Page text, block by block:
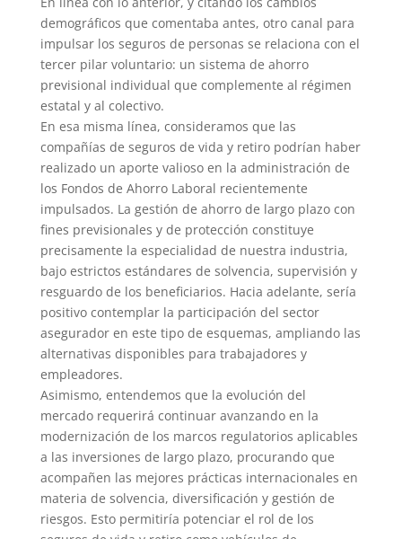
demográficos que comentaba antes, otro canal para
impulsar los seguros de personas se relaciona con el
tercer pilar voluntario: un sistema de ahorro
previsional individual que complemente al régimen
estatal y al colectivo.
En esa misma línea, consideramos que las
compañías de seguros de vida y retiro podrían haber
realizado un aporte valioso en la administración de
los Fondos de Ahorro Laboral recientemente
impulsados. La gestión de ahorro de largo plazo con
fines previsionales y de protección constituye
precisamente la especialidad de nuestra industria,
bajo estrictos estándares de solvencia, supervisión y
resguardo de los beneficiarios. Hacia adelante, sería
positivo contemplar la participación del sector
asegurador en este tipo de esquemas, ampliando las
alternativas disponibles para trabajadores y
empleadores.
Asimismo, entendemos que la evolución del
mercado requerirá continuar avanzando en la
modernización de los marcos regulatorios aplicables
a las inversiones de largo plazo, procurando que
acompañen las mejores prácticas internacionales en
materia de solvencia, diversificación y gestión de
riesgos. Esto permitiría potenciar el rol de los